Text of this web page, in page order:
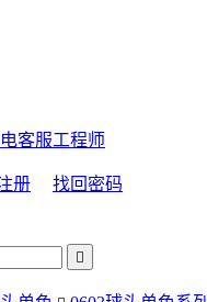
客服工程师
册
找回密码
